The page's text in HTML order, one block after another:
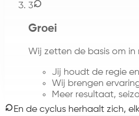
3
Groei
Wij zetten de basis om in
Jij houdt de regie
Wij brengen
Meer resultaat,
En de cyclus herhaalt zich,